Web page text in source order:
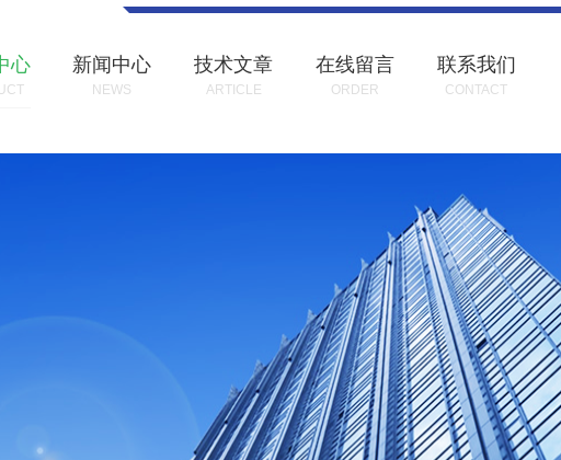
心 新闻中心
NEWS
技术文章
ARTICLE
在线留言
ORDER
联系我们
CONTACT